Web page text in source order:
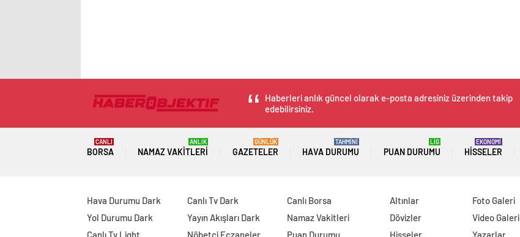
Haberleri anlık güncel olarak e-posta adresiniz üzerinden takip
edebilirsiniz.
BORSA
CANLI
NAMAZ VAKITLERI
ANLIK
GAZETELER
GÜNLÜK
HAVA DURUMU
TAHMİNİ
PUAN DURUMU
LİG
HISSELER
EKONOMİ
Hava Durumu Dark
Yol Durumu Dark
Canlı Tv Light
Canlı Tv Dark
Yayın Akışları Dark
Nöbetçi Eczaneler
Canlı Borsa
Namaz Vakitleri
Puan Durumu
Altınlar
Dövizler
Hisseler
Foto Galeri
Video Galeri
Yazarlar